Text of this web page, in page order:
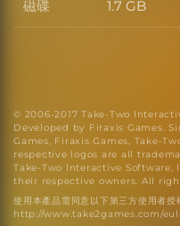
磁碟 磁碟
1.7 GB
© 2006-2017 Take-Two
Developed by Firaxis Games.
Games, Firaxis Games, Take-
respective logos are all
Take-Two Interactive
their respective owners. All
使用本產品需同意以下第三方使用者授
http://www.take2games.com/